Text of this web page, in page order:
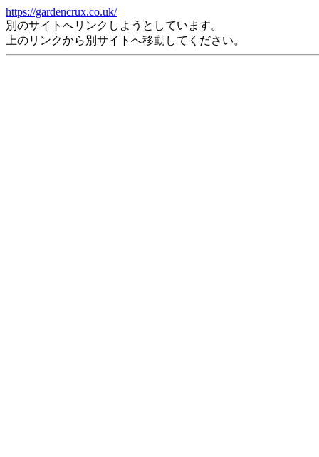
https://gardencrux.co.uk/
別のサイトへリンクしようとしています。
上のリンクから別サイトへ移動してください。